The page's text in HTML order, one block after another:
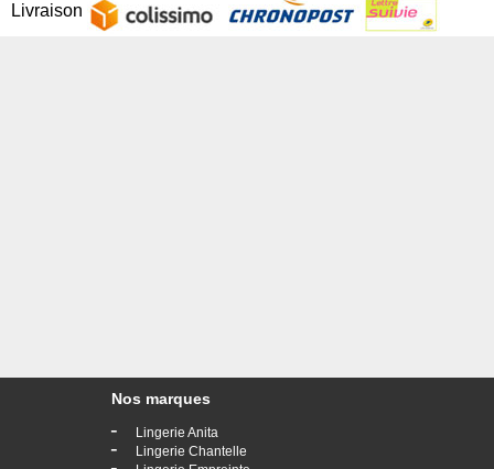
Livraison
Nos marques
- Lingerie Anita
- Lingerie Chantelle